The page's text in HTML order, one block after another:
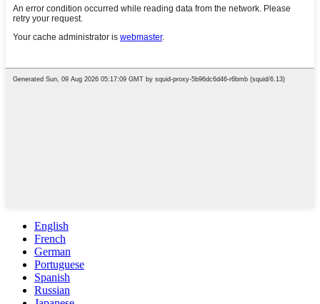
English
French
German
Portuguese
Spanish
Russian